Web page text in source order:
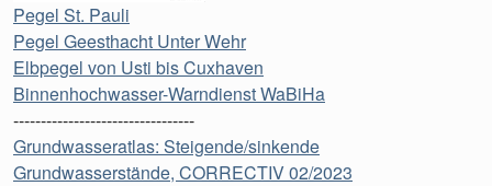
Pegel St. Pauli
Pegel Geesthacht Unter Wehr
Elbpegel von Usti bis Cuxhaven
Binnenhochwasser-Warndienst WaBiHa
---------------------------------
Grundwasseratlas: Steigende/sinkende
Grundwasserstände, CORRECTIV 02/2023